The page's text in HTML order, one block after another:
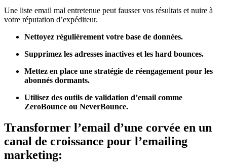
Une liste email mal entretenue peut fausser vos résultats et nuire à
votre réputation d’expéditeur.
Nettoyez régulièrement votre base de données.
Supprimez les adresses inactives et les hard bounces.
Mettez en place une stratégie de réengagement pour les
abonnés dormants.
Utilisez des outils de validation d’email comme
ZeroBounce ou NeverBounce.
Transformer l’email d’une corvée en un
canal de croissance pour l’emailing
marketing: